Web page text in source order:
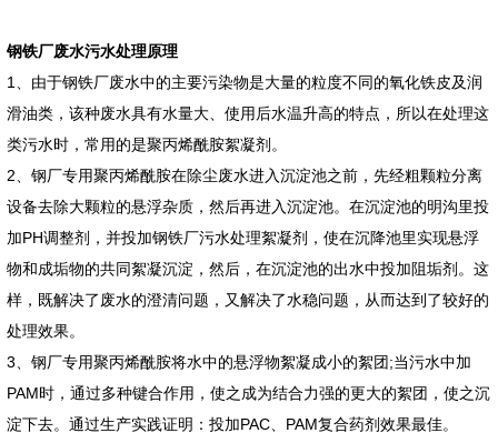
钢铁厂废水污水处理原理
1、由于钢铁厂废水中的主要污染物是大量的粒度不同的氧化铁皮及润
滑油类，该种废水具有水量大、使用后水温升高的特点，所以在处理这
类污水时，常用的是聚丙烯酰胺絮凝剂。
2、钢厂专用聚丙烯酰胺在除尘废水进入沉淀池之前，先经粗颗粒分离
设备去除大颗粒的悬浮杂质，然后再进入沉淀池。在沉淀池的明沟里投
加PH调整剂，并投加钢铁厂污水处理絮凝剂，使在沉降池里实现悬浮
物和成垢物的共同絮凝沉淀，然后，在沉淀池的出水中投加阻垢剂。这
样，既解决了废水的澄清问题，又解决了水稳问题，从而达到了较好的
处理效果。
3、钢厂专用聚丙烯酰胺将水中的悬浮物絮凝成小的絮团;当污水中加
PAM时，通过多种键合作用，使之成为结合力强的更大的絮团，使之沉
淀下去。通过生产实践证明：投加PAC、PAM复合药剂效果最佳。